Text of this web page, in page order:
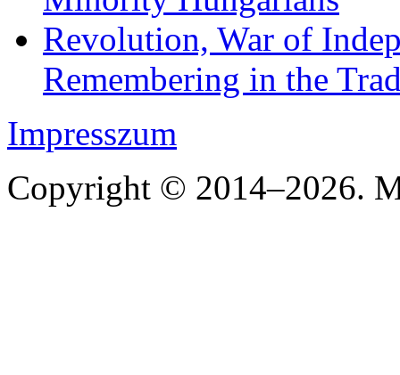
Revolution, War of
Remembering in the
Impresszum
Copyright © 2014–2026.